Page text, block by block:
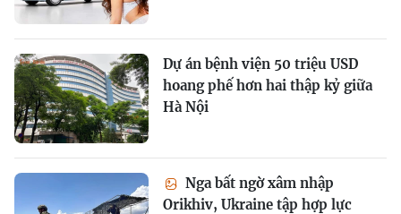
Dự án bệnh viện 50 triệu USD
hoang phế hơn hai thập kỷ giữa
Hà Nội
Nga bất ngờ xâm nhập
Orikhiv, Ukraine tập hợp lực